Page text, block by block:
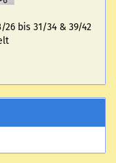
26 bis 31/34 & 39/42